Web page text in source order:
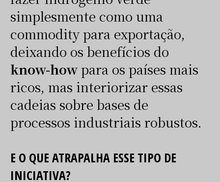
simplesmente como uma
commodity para exportação,
deixando os benefícios do
know-howpara os países mais
ricos, mas interiorizar essas
cadeias sobre bases de
processos industriais robustos.
E O QUE ATRAPALHA ESSE TIPO DE
INICIATIVA?